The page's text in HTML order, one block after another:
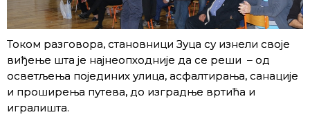
Током разговора, становници Зуца су изнели своје
виђење шта је најнеопходније да се реши – од
осветљења појединих улица, асфалтирања, санације
и проширења путева, до изградње вртића и
игралишта.